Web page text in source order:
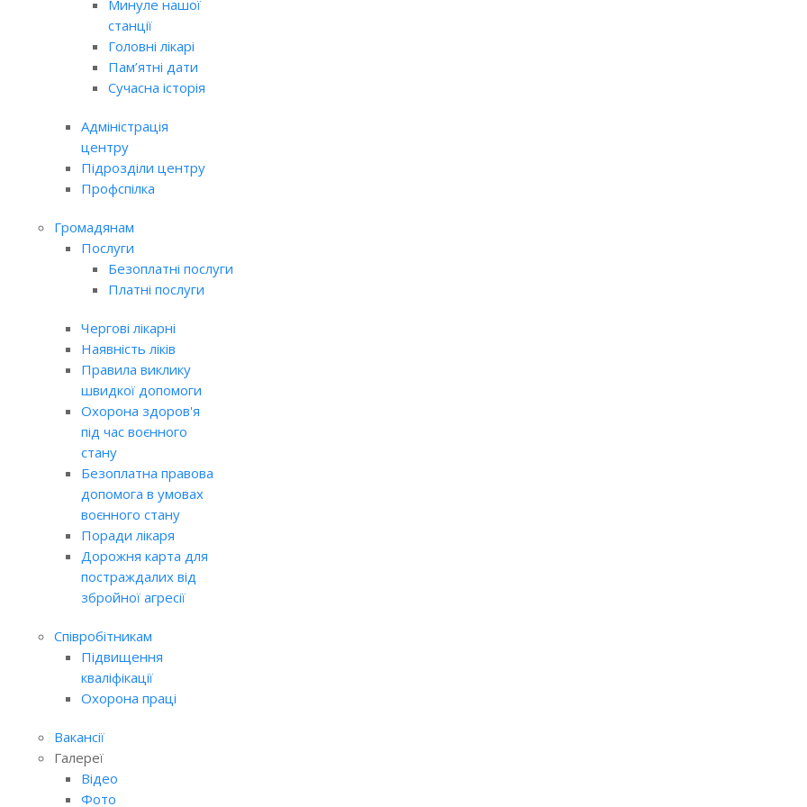
Минуле нашої
станції
Головні лікарі
Пам’ятні дати
Сучасна історія
Адміністрація
центру
Підрозділи центру
Профспілка
Громадянам
Послуги
Безоплатні послуги
Платні послуги
Чергові лікарні
Наявність ліків
Правила виклику
швидкої допомоги
Охорона здоров'я
під час воєнного
стану
Безоплатна правова
допомога в умовах
воєнного стану
Поради лікаря
Дорожня карта для
постраждалих від
збройної агресії
Співробітникам
Підвищення
кваліфікації
Охорона праці
Вакансії
Галереї
Відео
Фото